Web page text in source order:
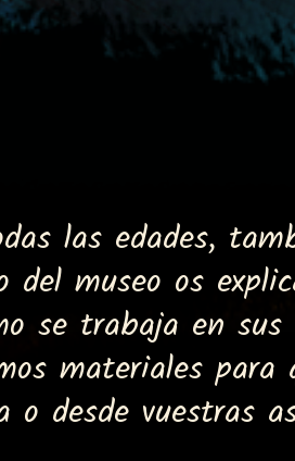
las edades,
del museo os
se trabaja en
materiales
o desde vuestras